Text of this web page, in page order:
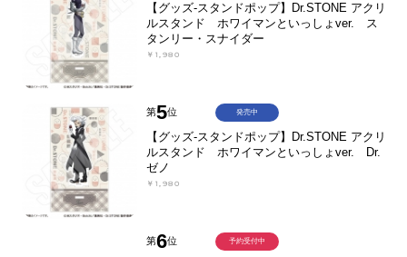
【グッズ-スタンドポップ】Dr.STONE アクリ
ルスタンド ホワイマンといっしょver. ス
タンリー・スナイダー
￥1,980
第5位
【グッズ-スタンドポップ】Dr.STONE アクリ
ルスタンド ホワイマンといっしょver. Dr.
ゼノ
￥1,980
発売中
第6位 予約受付中